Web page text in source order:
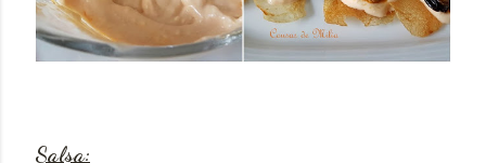
Salsa: